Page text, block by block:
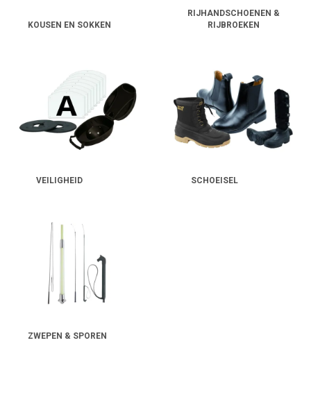
KOUSEN EN SOKKEN
RIJHANDSCHOENEN &
RIJBROEKEN
VEILIGHEID SCHOEISEL
ZWEPEN & SPOREN